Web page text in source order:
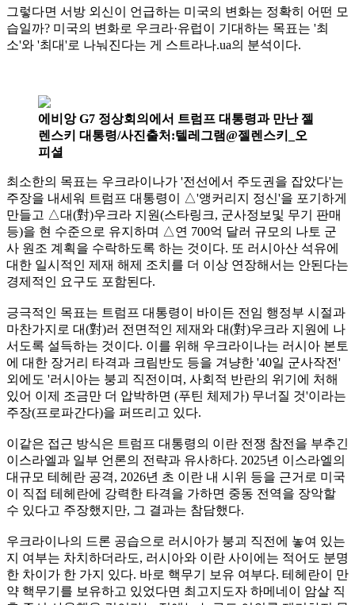
그렇다면 서방 외신이 언급하는 미국의 변화는 정확히 어떤 모
습일까? 미국의 변화로 우크라·유럽이 기대하는 목표는 '최
소'와 '최대'로 나눠진다는 게 스트라나.ua의 분석이다.
에비앙 G7 정상회의에서 트럼프 대통령과 만난 젤
렌스키 대통령/사진출처:텔레그램@젤렌스키_오
피셜
최소한의 목표는 우크라이나가 '전선에서 주도권을 잡았다'는
주장을 내세워 트럼프 대통령이 △'앵커리지 정신'을 포기하게
만들고 △대(對)우크라 지원(스타링크, 군사정보및 무기 판매
등)을 현 수준으로 유지하며 △연 700억 달러 규모의 나토 군
사 원조 계획을 수락하도록 하는 것이다. 또 러시아산 석유에
대한 일시적인 제재 해제 조치를 더 이상 연장해서는 안된다는
경제적인 요구도 포함된다.
긍극적인 목표는 트럼프 대통령이 바이든 전임 행정부 시절과
마찬가지로 대(對)러 전면적인 제재와 대(對)우크라 지원에 나
서도록 설득하는 것이다. 이를 위해 우크라이나는 러시아 본토
에 대한 장거리 타격과 크림반도 등을 겨냥한 '40일 군사작전'
외에도 '러시아는 붕괴 직전이며, 사회적 반란의 위기에 처해
있어 이제 조금만 더 압박하면 (푸틴 체제가) 무너질 것'이라는
주장(프로파간다)을 퍼뜨리고 있다.
이같은 접근 방식은 트럼프 대통령의 이란 전쟁 참전을 부추긴
이스라엘과 일부 언론의 전략과 유사하다. 2025년 이스라엘의
대규모 테헤란 공격, 2026년 초 이란 내 시위 등을 근거로 미국
이 직접 테헤란에 강력한 타격을 가하면 중동 전역을 장악할
수 있다고 주장했지만, 그 결과는 참담했다.
우크라이나의 드론 공습으로 러시아가 붕괴 직전에 놓여 있는
지 여부는 차치하더라도, 러시아와 이란 사이에는 적어도 분명
한 차이가 한 가지 있다. 바로 핵무기 보유 여부다. 테헤란이 만
약 핵무기를 보유하고 있었다면 최고지도자 하메네이 암살 직